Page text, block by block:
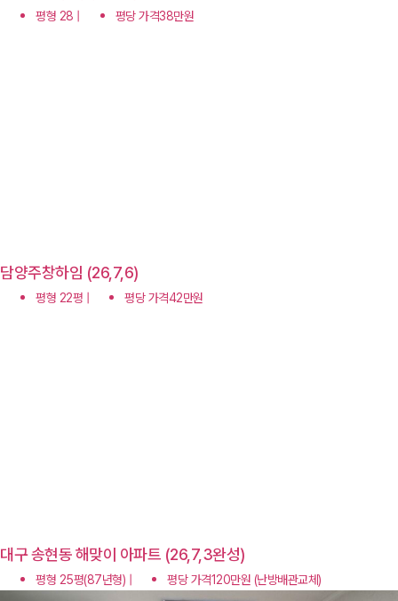
평형 28 | 평당 가격38만원
담양주창하임 (26,7,6)
평형 22평 | 평당 가격42만원
대구 송현동 해맞이 아파트 (26,7,3완성)
평형 25평(87년형) | 평당 가격120만원 (난방배관교체)